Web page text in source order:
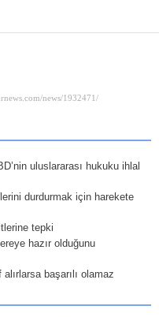
uluslararası hukuku ihlal
durdurmak için harekete
tepki
hazır olduğunu
başarılı olamaz